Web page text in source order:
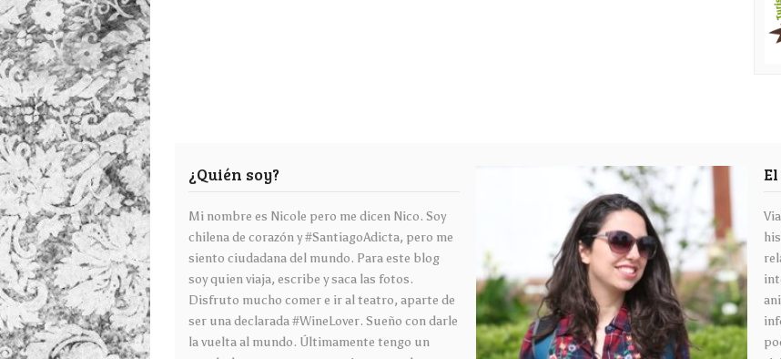
¿Quién soy?
Mi nombre es Nicole pero me dicen Nico. Soy
chilena de corazón y #SantiagoAdicta, pero me
siento ciudadana del mundo. Para este blog
soy quien viaja, escribe y saca las fotos.
Disfruto mucho comer e ir al teatro, aparte de
ser una declarada #WineLover. Sueño con darle
la vuelta al mundo. Últimamente tengo un